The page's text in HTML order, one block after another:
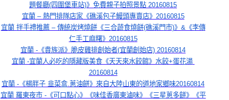
題餐廳(四圍堡車站)》免費親子拍照景點 20160815
宜蘭 – 熱門排隊店家《礁溪包子鰻頭專賣店》20160815
宜蘭 拌手禮推薦 – 傳統炭烤燒餅《三合蔬食燒餅(礁溪門市)》&《李傳
仁手工麻糬》20160815
宜蘭 -《貴族派》脆皮雞排創始者(宜蘭創始店) 20160814
宜蘭 -宜蘭人必吃的隱藏版美食《天天來水餃館》水餃+蛋花湯
20160814
宜蘭 -《楊胖子 韭菜盒.蔥油餅》來自大陸山東的道地家鄉味20160814
宜蘭 羅東夜市 -《可口點心》《味佳香廣東滷味》《三星蔥多餅》《平